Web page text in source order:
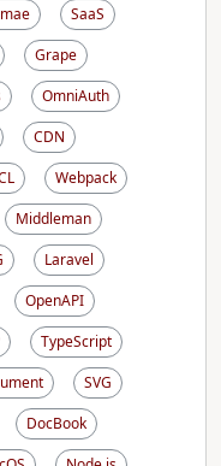
SaaS
Grape
OmniAuth
CDN
Webpack
Middleman
Laravel
OpenAPI
TypeScript
SVG
DocBook